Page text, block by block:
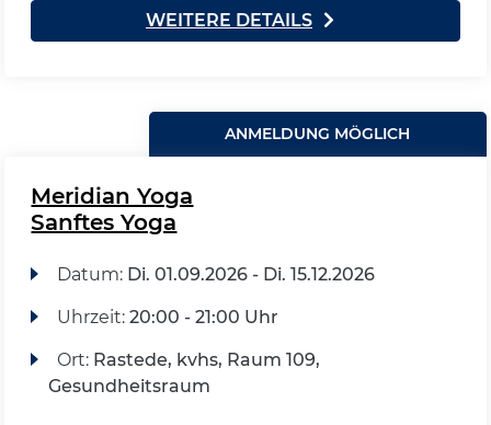
WEITERE DETAILS
ANMELDUNG MÖGLICH
Meridian Yoga
Sanftes Yoga
Datum: Di. 01.09.2026 - Di. 15.12.2026
Uhrzeit: 20:00 - 21:00 Uhr
Ort: Rastede, kvhs, Raum 109,
Gesundheitsraum